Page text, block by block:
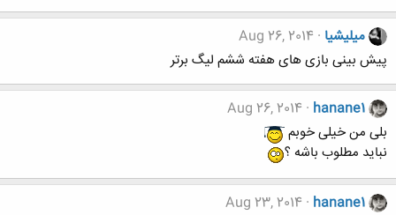
میلیشیا Aug 26, 2014
پیش بینی بازی های هفته ششم لیگ برتر
hanane1
Aug 26, 2014
بلی من خیلی خوبم
نباید مطلوب باشه ؟
hanane1
Aug 23, 2014